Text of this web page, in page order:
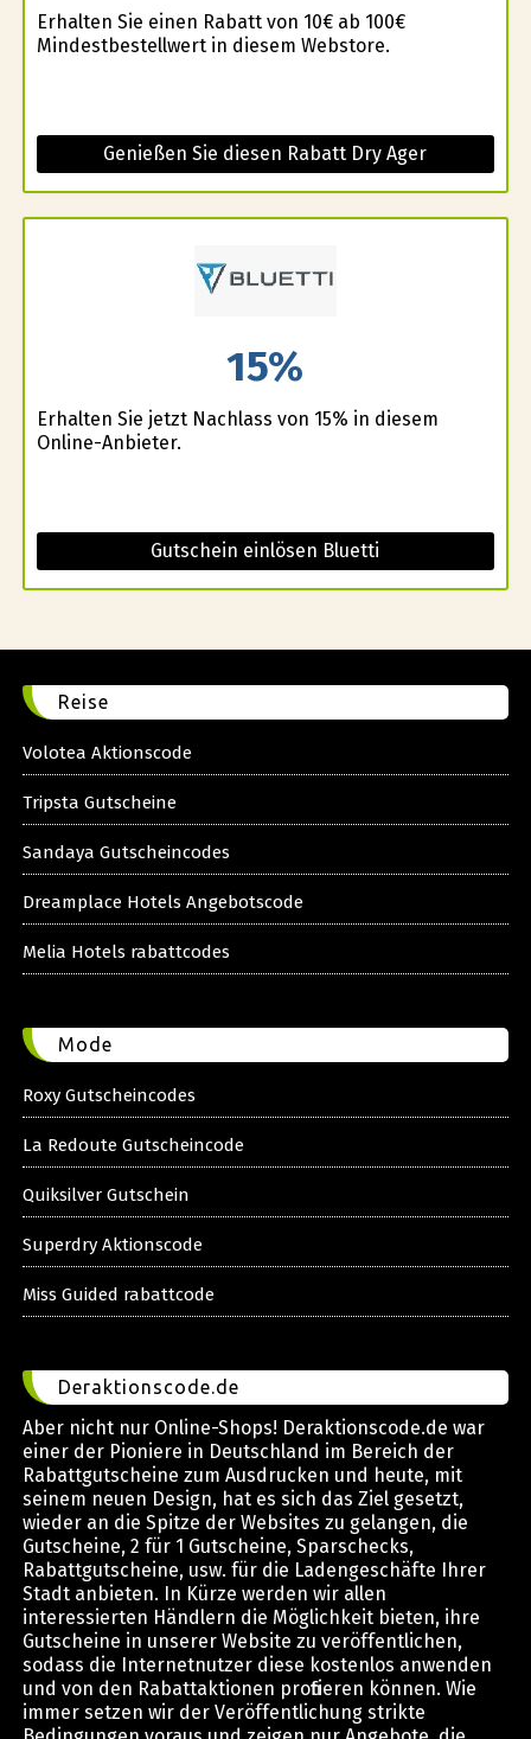
Erhalten Sie einen Rabatt von 10€ ab 100€
Mindestbestellwert in diesem Webstore.
Genießen Sie diesen Rabatt Dry Ager
15%
Erhalten Sie jetzt Nachlass von 15% in diesem
Online-Anbieter.
Gutschein einlösen Bluetti
Reise
Volotea Aktionscode
Tripsta Gutscheine
Sandaya Gutscheincodes
Dreamplace Hotels Angebotscode
Melia Hotels rabattcodes
Mode
Roxy Gutscheincodes
La Redoute Gutscheincode
Quiksilver Gutschein
Superdry Aktionscode
Miss Guided rabattcode
Deraktionscode.de
Aber nicht nur Online-Shops! Deraktionscode.de war
einer der Pioniere in Deutschland im Bereich der
Rabattgutscheine zum Ausdrucken und heute, mit
seinem neuen Design, hat es sich das Ziel gesetzt,
wieder an die Spitze der Websites zu gelangen, die
Gutscheine, 2 für 1 Gutscheine, Sparschecks,
Rabattgutscheine, usw. für die Ladengeschäfte Ihrer
Stadt anbieten. In Kürze werden wir allen
interessierten Händlern die Möglichkeit bieten, ihre
Gutscheine in unserer Website zu veröffentlichen,
sodass die Internetnutzer diese kostenlos anwenden
und von den Rabattaktionen profitieren können. Wie
immer setzen wir der Veröffentlichung strikte